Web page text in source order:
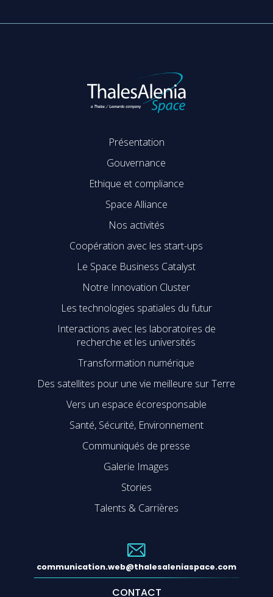
Présentation
Gouvernance
Ethique et compliance
Space Alliance
Nos activités
Coopération avec les start-ups
Le Space Business Catalyst
Notre Innovation Cluster
Les technologies spatiales du futur
Interactions avec les laboratoires de
recherche et les universités
Transformation numérique
Des satellites pour une vie meilleure sur Terre
Vers un espace écoresponsable
Santé, Sécurité, Environnement
Communiqués de presse
Galerie Images
Stories
Talents & Carrières
communication.web@thalesaleniaspace.com
CONTACT